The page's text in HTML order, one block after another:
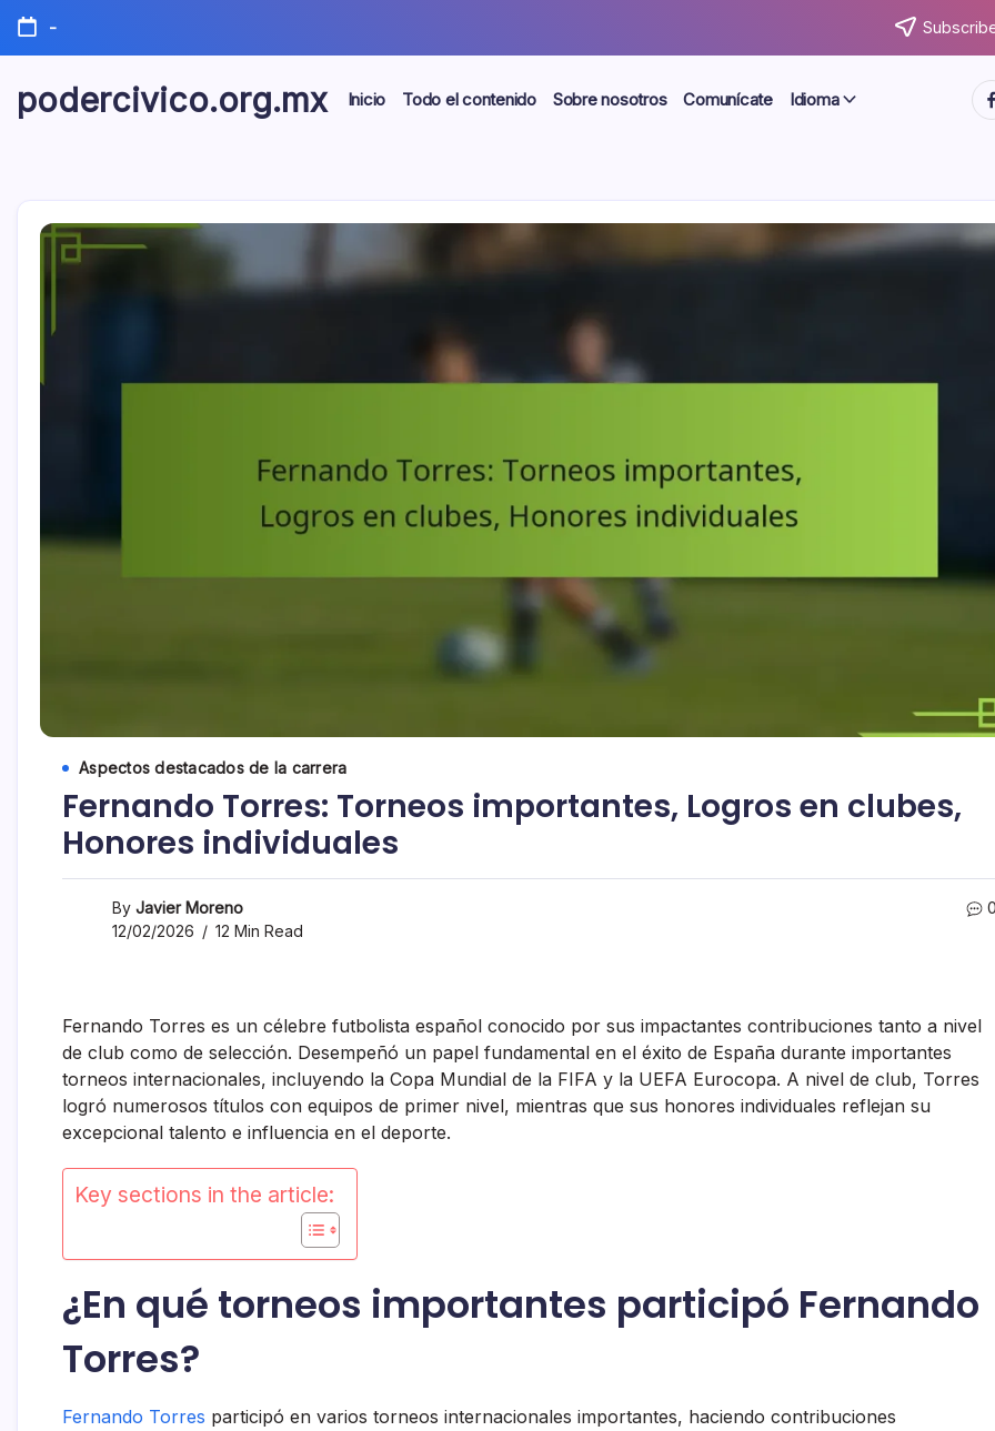
Skip
content
-
podercivico.org.mx Inicio Todo el contenido Sobre nosotros Comunícate Idioma
Aspectos destacados de la carrera
Fernando Torres: Torneos importantes, Logros en clubes,
Honores individuales
By Javier Moreno
12/02/2026
12 Min Read
0
Fernando Torres es un célebre futbolista español conocido por sus impactantes contribuciones tanto a nivel
de club como de selección. Desempeñó un papel fundamental en el éxito de España durante importantes
torneos internacionales, incluyendo la Copa Mundial de la FIFA y la UEFA Eurocopa. A nivel de club, Torres
logró numerosos títulos con equipos de primer nivel, mientras que sus honores individuales reflejan su
excepcional talento e influencia en el deporte.
Key sections in the article:
¿En qué torneos importantes participó Fernando
Torres?
Fernando Torres participó en varios torneos internacionales importantes, haciendo contribuciones